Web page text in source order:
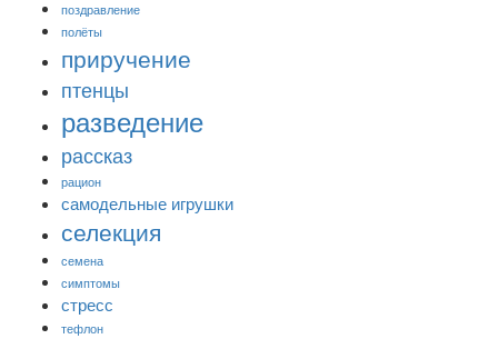
поздравление
полёты
приручение
птенцы
разведение
рассказ
рацион
самодельные игрушки
селекция
семена
симптомы
стресс
тефлон